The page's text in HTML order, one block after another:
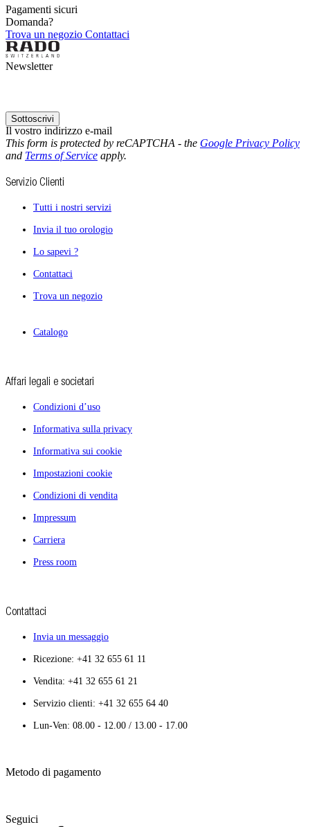
Pagamenti sicuri
Domanda?
Trova un negozio Contattaci
Newsletter
Il vostro indirizzo e-mail
Sottoscrivi
This form is protected by reCAPTCHA - the Google Privacy Policy
and Terms of Service apply.
Servizio Clienti
Tutti i nostri servizi
Invia il tuo orologio
Lo sapevi ?
Contattaci
Trova un negozio
Catalogo
Affari legali e societari
Condizioni d’uso
Informativa sulla privacy
Informativa sui cookie
Impostazioni cookie
Condizioni di vendita
Impressum
Carriera
Press room
Contattaci
Invia un messaggio
Ricezione: +41 32 655 61 11
Vendita: +41 32 655 61 21
Servizio clienti: +41 32 655 64 40
Lun-Ven: 08.00 - 12.00 / 13.00 - 17.00
Metodo di pagamento
Seguici